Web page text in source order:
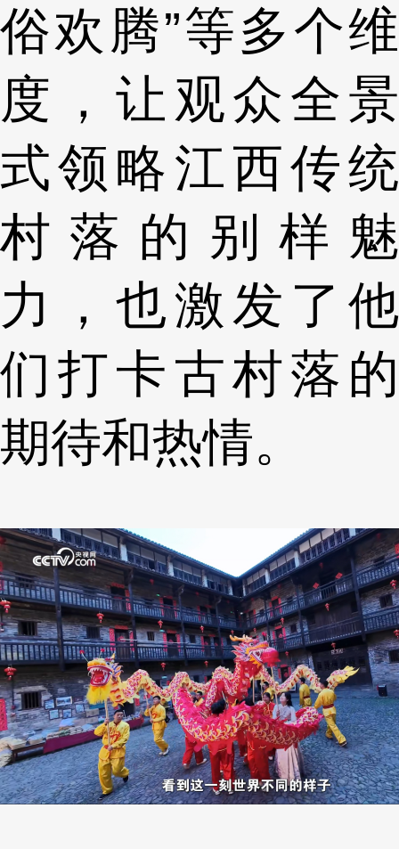
俗欢腾”等多个维
度，让观众全景
式领略江西传统
村落的别样魅
力，也激发了他
们打卡古村落的
期待和热情。